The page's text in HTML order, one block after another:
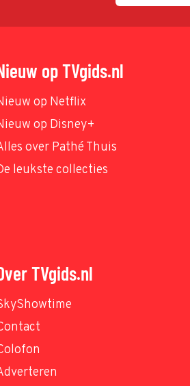
op TVgids.nl
op Netflix
op Disney+
over Pathé Thuis
leukste collecties
TVgids.nl